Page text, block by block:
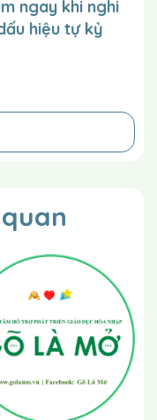
ngay khi nghi
hiệu tự kỷ